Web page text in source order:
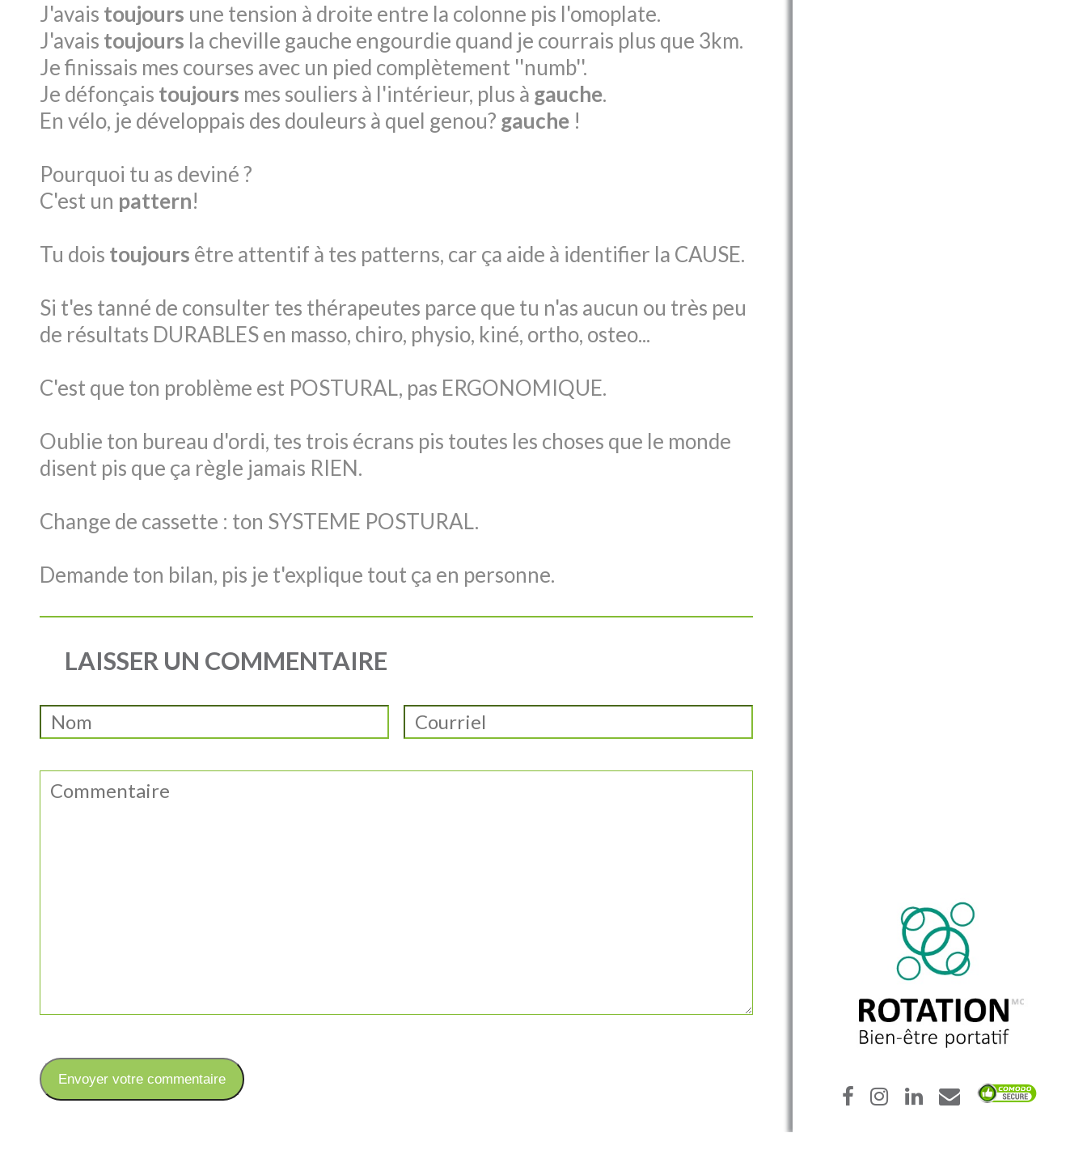
J'avais toujours une tension à droite entre la colonne pis l'omoplate.
J'avais toujours la cheville gauche engourdie quand je courrais plus que 3km.
Je finissais mes courses avec un pied complètement ''numb''.
Je défonçais toujours mes souliers à l'intérieur, plus à gauche.
En vélo, je développais des douleurs à quel genou? gauche !
Pourquoi tu as deviné ?
C'est un pattern!
Tu dois toujours être attentif à tes patterns, car ça aide à identifier la CAUSE.
Si t'es tanné de consulter tes thérapeutes parce que tu n'as aucun ou très peu
de résultats DURABLES en masso, chiro, physio, kiné, ortho, osteo...
C'est que ton problème est POSTURAL, pas ERGONOMIQUE.
Oublie ton bureau d'ordi, tes trois écrans pis toutes les choses que le monde
disent pis que ça règle jamais RIEN.
Change de cassette : ton SYSTEME POSTURAL.
Demande ton bilan, pis je t'explique tout ça en personne.
LAISSER UN COMMENTAIRE
Envoyer votre commentaire